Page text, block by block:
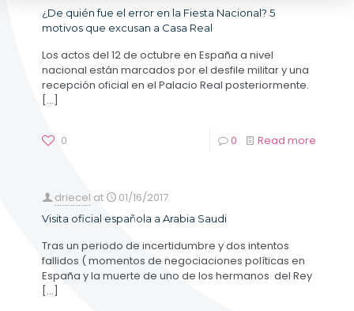
¿De quién fue el error en la Fiesta Nacional? 5
motivos que excusan a Casa Real
Los actos del 12 de octubre en España a nivel
nacional están marcados por el desfile militar y una
recepción oficial en el Palacio Real posteriormente.
[…]
0 0 Read more
driecel at 01/16/2017
Visita oficial española a Arabia Saudi
Tras un periodo de incertidumbre y dos intentos
fallidos ( momentos de negociaciones políticas en
España y la muerte de uno de los hermanos del Rey
[…]